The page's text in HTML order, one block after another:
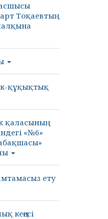
Тоқаевтың
құқықтық
қаласының
«№6»
ету
кеңесі